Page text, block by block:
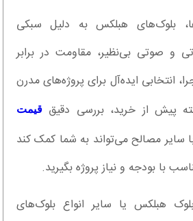
بلوک‌های هبلکس به دلیل سبکی
و صوتی بی‌نظیر، مقاومت در برابر
انتخابی ایده‌آل برای پروژه‌های مدرن
پیش از خرید، بررسی دقیققیمت
سایر مصالح می‌تواند به شما کمک کند
با بودجه و نیاز پروژه بگیرید.
هبلکس یا سایر انواع بلوک‌های